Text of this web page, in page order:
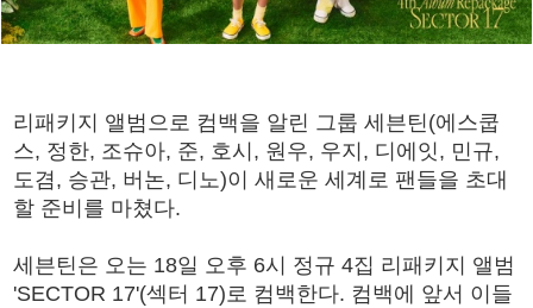
리패키지 앨범으로 컴백을 알린 그룹 세븐틴(에스쿱
스, 정한, 조슈아, 준, 호시, 원우, 우지, 디에잇, 민규,
도겸, 승관, 버논, 디노)이 새로운 세계로 팬들을 초대
할 준비를 마쳤다.
세븐틴은 오는 18일 오후 6시 정규 4집 리패키지 앨범
'SECTOR 17'(섹터 17)로 컴백한다. 컴백에 앞서 이들